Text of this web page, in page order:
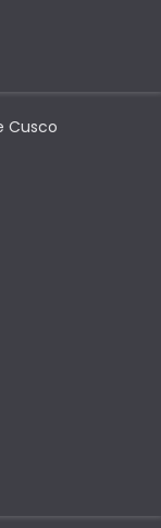
Cusco